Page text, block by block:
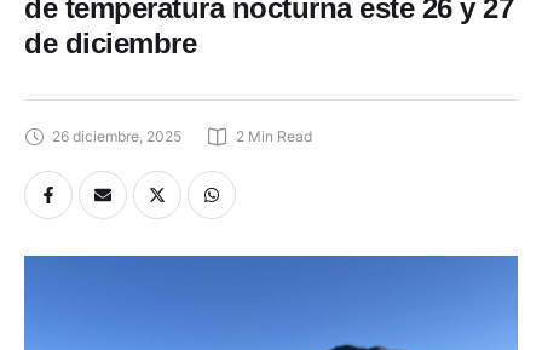
de temperatura nocturna este 26 y 27
de diciembre
26 diciembre, 2025 2 Min Read